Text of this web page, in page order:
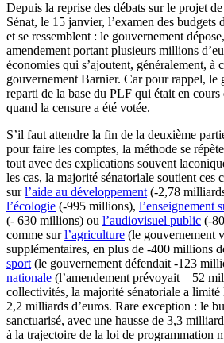
Depuis la reprise des débats sur le projet
Sénat, le 15 janvier, l’examen des budgets
et se ressemblent : le gouvernement
amendement portant plusieurs millions
économies qui s’ajoutent, généralement, à
gouvernement Barnier. Car pour rappel, le
reparti de la base du PLF qui était en cours
quand la censure a été votée.
S’il faut attendre la fin de la deuxième
pour faire les comptes, la méthode se
tout avec des explications souvent
les cas, la majorité sénatoriale soutient ces
surl’aide au développement (-2,78
l’écologie (-995 millions), l’enseignement
(- 630 millions) ou l’audiovisuel public (-
comme surl’agriculture (le gouvernement
supplémentaires, en plus de -400 millions
sport (le gouvernement défendait -123
nationale (l’amendement prévoyait – 52
collectivités, la majorité sénatoriale a limité
2,2 milliards d’euros. Rare exception : le
sanctuarisé, avec une hausse de 3,3
à la trajectoire de la loi de programmation